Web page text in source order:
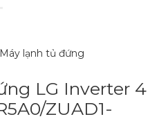
Máy lạnh tủ đứng
LG Inverter 4
ZUAD1-